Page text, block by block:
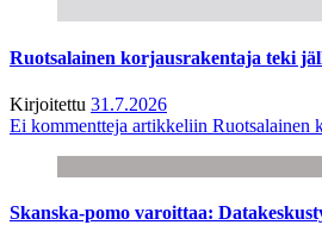
Ruotsalainen korjausrakentaja teki
Kirjoitettu 31.7.2026
Ei kommentteja artikkeliin Ruotsalainen
Skanska-pomo varoittaa: